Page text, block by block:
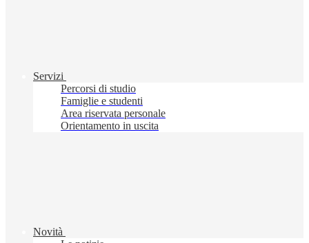
Servizi
Percorsi di studio
Famiglie e studenti
Area riservata personale
Orientamento in uscita
Novità